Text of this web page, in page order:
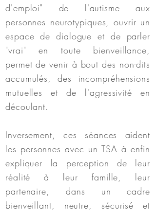
d'emploi" de l'autisme aux
personnes neurotypiques, ouvrir un
espace de dialogue et de parler
"vrai" en toute bienveillance,
permet de venir à bout des non-dits
accumulés, des incompréhensions
mutuelles et de l'agressivité en
découlant.
Inversement, ces séances aident
les personnes avec un TSA à enfin
expliquer la perception de leur
réalité à leur famille, leur
partenaire, dans un cadre
bienveillant, neutre, sécurisé et